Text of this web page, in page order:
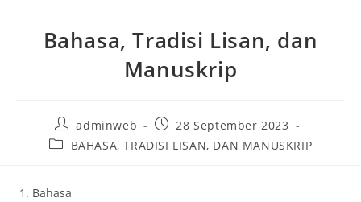
Bahasa, Tradisi Lisan, dan
Manuskrip
adminweb
28 September 2023
BAHASA, TRADISI LISAN, DAN MANUSKRIP
Bahasa